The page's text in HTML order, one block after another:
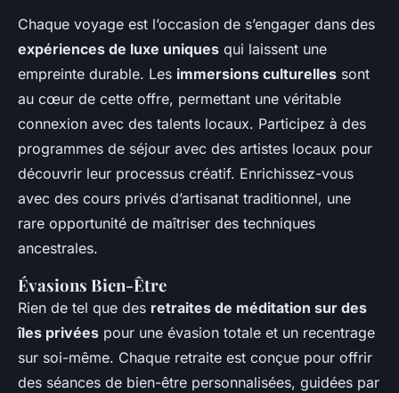
Chaque voyage est l’occasion de s’engager dans des
expériences de luxe uniques qui laissent une
empreinte durable. Les immersions culturelles sont
au cœur de cette offre, permettant une véritable
connexion avec des talents locaux. Participez à des
programmes de séjour avec des artistes locaux pour
découvrir leur processus créatif. Enrichissez-vous
avec des cours privés d’artisanat traditionnel, une
rare opportunité de maîtriser des techniques
ancestrales.
Évasions Bien-Être
Rien de tel que des retraites de méditation sur des
îles privées pour une évasion totale et un recentrage
sur soi-même. Chaque retraite est conçue pour offrir
des séances de bien-être personnalisées, guidées par